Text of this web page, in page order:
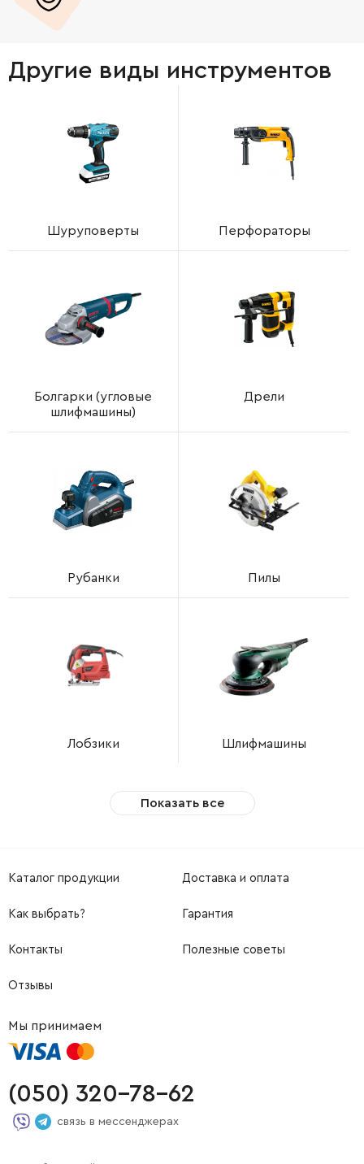
Другие виды инструментов
Шуруповерты Перфораторы
Болгарки (угловые
шлифмашины)
Дрели
Рубанки Пилы
Лобзики Шлифмашины
Показать все
Каталог продукции Доставка и оплата
Как выбрать? Гарантия
Контакты Полезные советы
Отзывы
Мы принимаем
(050) 320-78-62
связь в мессенджерах